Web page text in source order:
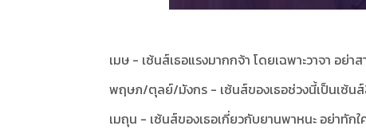
เมษ - เซ้นส์เธอแรงมากกจ้า โดยเฉพาะวาจา อย่า
พฤษภ/ตุลย์/มังกร - เซ้นส์ของเธอช่วงนี้เป็นเซ้น
เมถุน - เซ้นส์ของเธอเกี่ยวกับยานพาหนะ อย่าทักใ